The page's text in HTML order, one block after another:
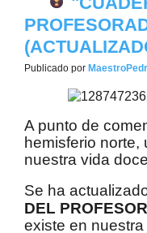
Publicado por
A punto de
hemisferio norte,
nuestra vida
Se ha
DEL
existe en